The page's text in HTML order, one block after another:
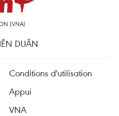
(VNA)
DUÂN
Conditions d'utilisation
Appui
VNA